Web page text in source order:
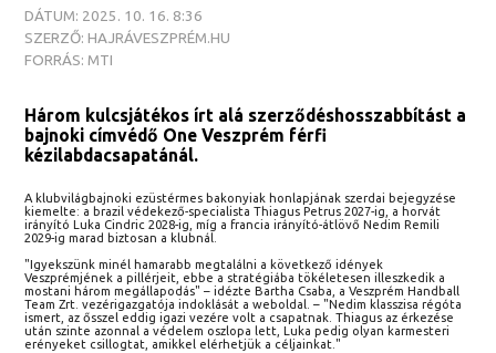
DÁTUM: 2025. 10. 16. 8:36
SZERZŐ: HAJRÁVESZPRÉM.HU
FORRÁS: MTI
Három kulcsjátékos írt alá szerződéshosszabbítást a
bajnoki címvédő One Veszprém férfi
kézilabdacsapatánál.
A klubvilágbajnoki ezüstérmes bakonyiak honlapjának szerdai bejegyzése
kiemelte: a brazil védekező-specialista Thiagus Petrus 2027-ig, a horvát
irányító Luka Cindric 2028-ig, míg a francia irányító-átlövő Nedim Remili
2029-ig marad biztosan a klubnál.
"Igyekszünk minél hamarabb megtalálni a következő idények
Veszprémjének a pillérjeit, ebbe a stratégiába tökéletesen illeszkedik a
mostani három megállapodás" – idézte Bartha Csaba, a Veszprém Handball
Team Zrt. vezérigazgatója indoklását a weboldal. – "Nedim klasszisa régóta
ismert, az ősszel eddig igazi vezére volt a csapatnak. Thiagus az érkezése
után szinte azonnal a védelem oszlopa lett, Luka pedig olyan karmesteri
erényeket csillogtat, amikkel elérhetjük a céljainkat."